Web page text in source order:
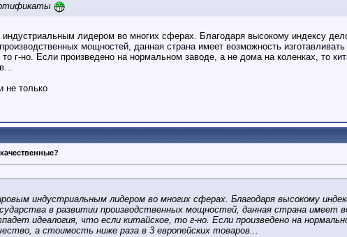
лидером во многих сферах. Благодаря высокому индексу
мощностей, данная страна имеет возможность
г-но. Если произведено на нормальном заводе, а не дома на коленках, то
не только
индустриальным лидером во многих сферах. Благодаря высокому
в развитии производственных мощностей, данная страна имеет
идеалогия, что если китайское, то г-но. Если произведено на
а стоимость ниже раза в 3 европейских товаров...